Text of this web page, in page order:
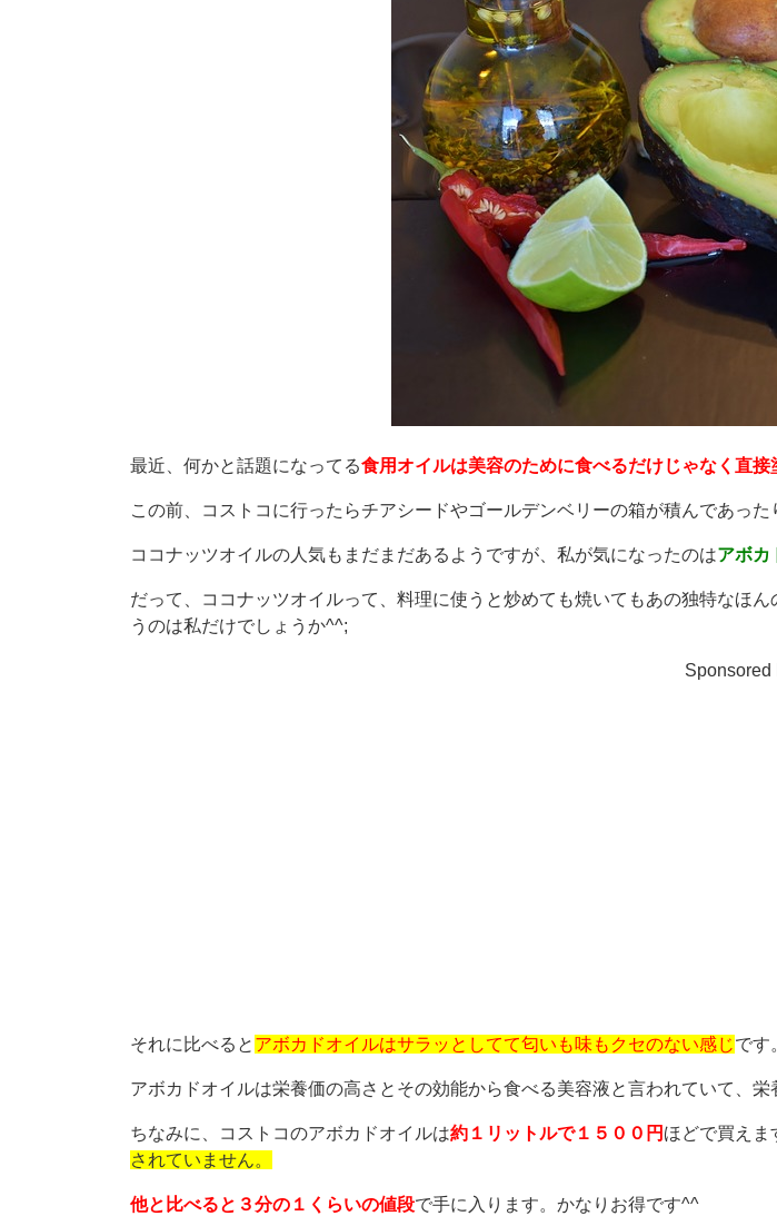
最近、何かと話題になってる食用オイルは美容のために食べるだけじゃなく直
この前、コストコに行ったらチアシードやゴールデンベリーの箱が積んであっ
ココナッツオイルの人気もまだまだあるようですが、私が気になったのはアボカ
だって、ココナッツオイルって、料理に使うと炒めても焼いてもあの独特なほ
うのは私だけでしょうか^^;
Sponsored
それに比べると アボカドオイルはサラッとしてて匂いも味もクセのない感じです
アボカドオイルは栄養価の高さとその効能から食べる美容液と言われていて、
ちなみに、コストコのアボカドオイルは約１リットルで１５００円 ほどで買えま
されていません。
他と比べると３分の１くらいの値段で手に入ります。かなりお得です^^